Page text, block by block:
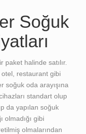
Soğuk
halinde satılır.
restaurant gibi
soğuk oda arayışına
standart olup
da yapılan soğuk
olmadığı gibi
olmalarından